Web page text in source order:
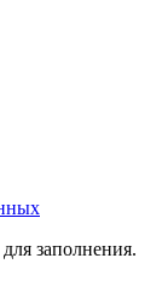
заполнения.